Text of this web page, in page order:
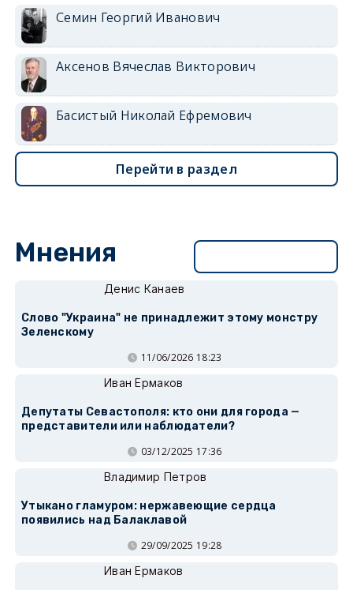
Семин Георгий Иванович
Аксенов Вячеслав Викторович
Басистый Николай Ефремович
Перейти в раздел
Мнения
Денис Канаев
Слово "Украина" не принадлежит этому монстру
Зеленскому
11/06/2026 18:23
Иван Ермаков
Депутаты Севастополя: кто они для города —
представители или наблюдатели?
03/12/2025 17:36
Владимир Петров
Утыкано гламуром: нержавеющие сердца
появились над Балаклавой
29/09/2025 19:28
Иван Ермаков